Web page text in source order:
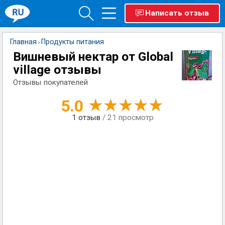
Написать отзыв
Главная › Продукты питания
Вишневый нектар от Global
village отзывы
Отзывы покупателей
5.0
1 отзыв / 21 просмотр